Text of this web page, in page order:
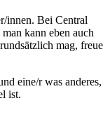
innen. Bei Central
kann eben auch
mag, freue
eine/r was anderes,
ist.